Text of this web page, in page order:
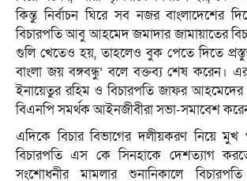
কিন্তু নির্বাচন ঘিরে সব নজর বাংলাদেশের
বিচারপতি আবু আহমেদ জমাদার জামায়াতের
গুলি খেতেও হয়, তাহলেও বুক পেতে দিতে
বাংলা জয় বঙ্গবন্ধু’ বলে বক্তব্য শেষ করেন।
ইনায়েতুর রহিম ও বিচারপতি জাফর আহমেদের
বিএনপি সমর্থক আইনজীবীরা সভা-সমাবেশ
এদিকে বিচার বিভাগের দলীয়করণ নিয়ে মুখ
বিচারপতি এস কে সিনহাকে দেশত্যাগ
সংশোধনীর মামলার শুনানিকালে